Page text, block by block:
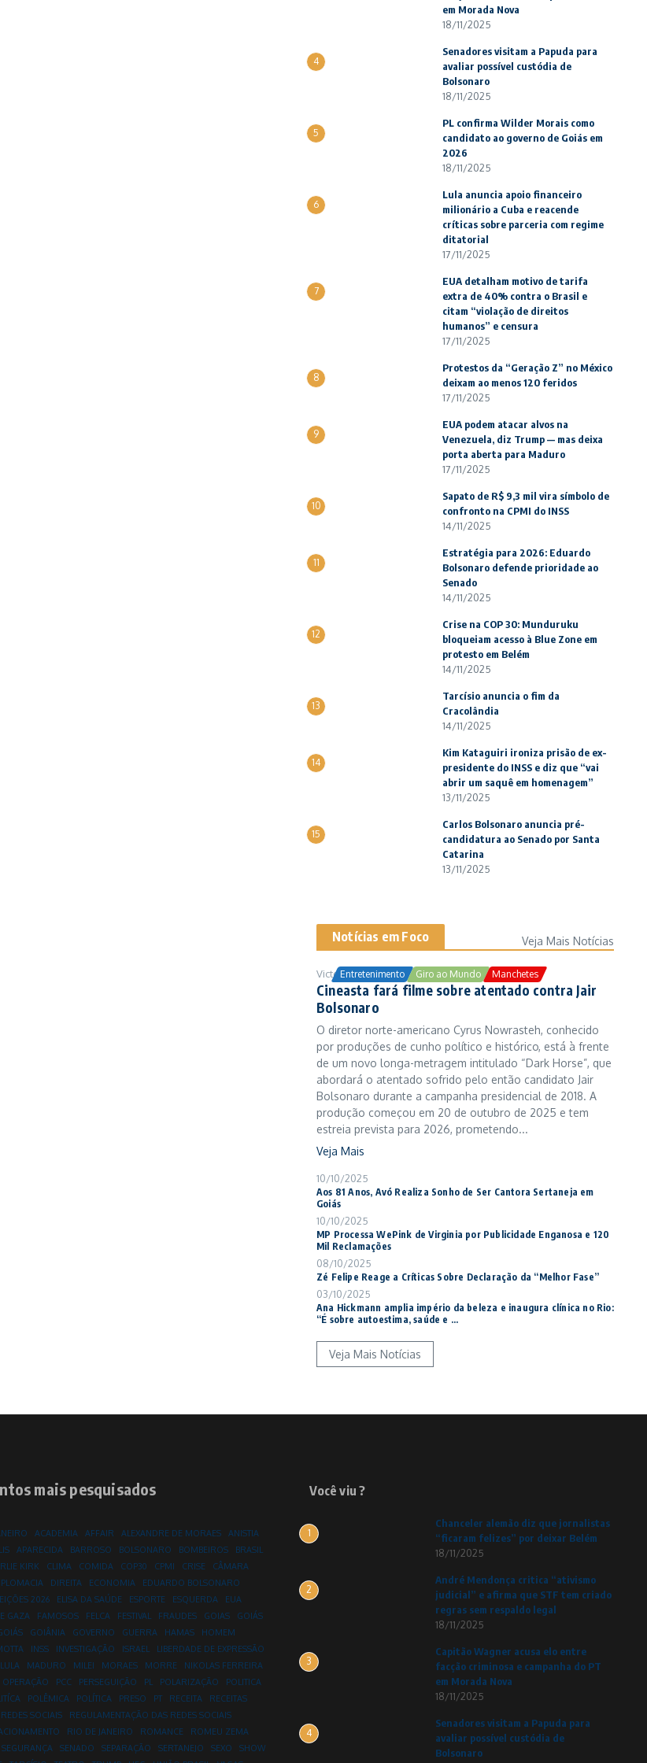
em Morada Nova
18/11/2025
4
Senadores visitam a Papuda para
avaliar possível custódia de
Bolsonaro
18/11/2025
5
PL confirma Wilder Morais como
candidato ao governo de Goiás em
2026
18/11/2025
6
Lula anuncia apoio financeiro
milionário a Cuba e reacende
críticas sobre parceria com regime
ditatorial
17/11/2025
7
EUA detalham motivo de tarifa
extra de 40% contra o Brasil e
citam “violação de direitos
humanos” e censura
17/11/2025
8
Protestos da “Geração Z” no México
deixam ao menos 120 feridos
17/11/2025
9
EUA podem atacar alvos na
Venezuela, diz Trump — mas deixa
porta aberta para Maduro
17/11/2025
10
Sapato de R$ 9,3 mil vira símbolo de
confronto na CPMI do INSS
14/11/2025
11
Estratégia para 2026: Eduardo
Bolsonaro defende prioridade ao
Senado
14/11/2025
12
Crise na COP 30: Munduruku
bloqueiam acesso à Blue Zone em
protesto em Belém
14/11/2025
13
Tarcísio anuncia o fim da
Cracolândia
14/11/2025
14
Kim Kataguiri ironiza prisão de ex-
presidente do INSS e diz que “vai
abrir um saquê em homenagem”
13/11/2025
15
Carlos Bolsonaro anuncia pré-
candidatura ao Senado por Santa
Catarina
13/11/2025
Notícias em Foco Veja Mais Notícias
Entretenimento Giro ao Mundo Manchetes
Victor Samuel 24/10/2025
Cineasta fará filme sobre atentado contra Jair
Bolsonaro
O diretor norte-americano Cyrus Nowrasteh, conhecido
por produções de cunho político e histórico, está à frente
de um novo longa-metragem intitulado “Dark Horse”, que
abordará o atentado sofrido pelo então candidato Jair
Bolsonaro durante a campanha presidencial de 2018. A
produção começou em 20 de outubro de 2025 e tem
estreia prevista para 2026, prometendo...
Veja Mais
10/10/2025
Aos 81 Anos, Avó Realiza Sonho de Ser Cantora Sertaneja em
Goiás
10/10/2025
MP Processa WePink de Virginia por Publicidade Enganosa e 120
Mil Reclamações
08/10/2025
Zé Felipe Reage a Críticas Sobre Declaração da “Melhor Fase”
03/10/2025
Ana Hickmann amplia império da beleza e inaugura clínica no Rio:
“É sobre autoestima, saúde e ...
Veja Mais Notícias
mais pesquisados
ACADEMIA AFFAIR ALEXANDRE DE MORAES
ANISTIA
APARECIDA BARROSO BOLSONARO BOMBEIROS
BRASIL
KIRK
CLIMA COMIDA COP30 CPMI CRISE
CÂMARA
DIREITA ECONOMIA
EDUARDO BOLSONARO
2026
ELISA DA SAÚDE ESPORTE ESQUERDA
EUA
GAZA
FAMOSOS FELCA FESTIVAL FRAUDES GOIAS
GOIÁS
GOIÂNIA GOVERNO GUERRA HAMAS
HOMEM
INSS INVESTIGAÇÃO ISRAEL
LIBERDADE DE EXPRESSÃO
LULA MADURO MILEI MORAES MORRE
NIKOLAS FERREIRA
OPERAÇÃO PCC PERSEGUIÇÃO PL POLARIZAÇÃO
POLITICA
POLÊMICA POLÍTICA PRESO PT RECEITA
RECEITAS
REDES SOCIAIS
REGULAMENTAÇÃO DAS REDES SOCIAIS
RIO DE JANEIRO ROMANCE
ROMEU ZEMA
SEGURANÇA SENADO SEPARAÇÃO SERTANEJO SEXO
SHOW
Você viu ?
1
Chanceler alemão diz que jornalistas
“ficaram felizes” por deixar Belém
18/11/2025
2
André Mendonça critica “ativismo
judicial” e afirma que STF tem criado
regras sem respaldo legal
18/11/2025
3
Capitão Wagner acusa elo entre
facção criminosa e campanha do PT
em Morada Nova
18/11/2025
4
Senadores visitam a Papuda para
avaliar possível custódia de
Bolsonaro